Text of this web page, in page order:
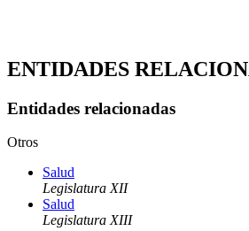
ENTIDADES
Entidades relacionadas
Otros
Salud
Legislatura XII
Salud
Legislatura XIII